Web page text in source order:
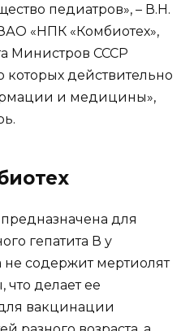
педиатров», – В.Н.
«НПК «Комбиотех»,
Министров СССР
действительно
и медицины»,
для
гепатита В у
не содержит мертиолят
что делает ее
вакцинации